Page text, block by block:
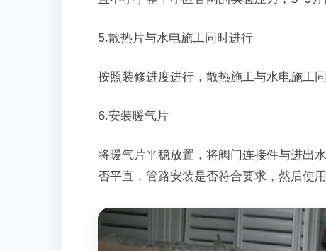
5.散热片与水电施工同时进行
按照装修进度进行，散热施工与水电施工
6.安装暖气片
将暖气片平稳放置，将阀门连接件与进出
否平直，管路安装是否符合要求，然后使